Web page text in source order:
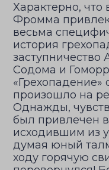
Характерно,
Фромма
весьма
история
заступничество
Содома и
произошло на
Однажды,
был привлечен
исходившим из
думая юный
ходу горячую